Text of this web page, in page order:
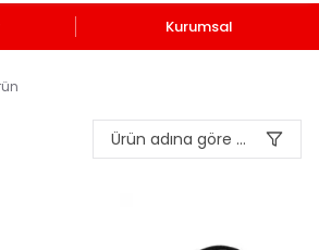
Kurumsal
Ürün adına göre A-Z